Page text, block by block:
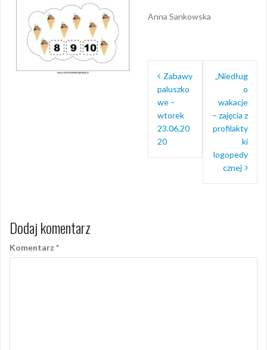
Anna Sankowska
Nawigacja
wpisu
Zabawy
paluszko
we –
wtorek
23.06.20
20
„Niedług
o
wakacje
– zajęcia z
profilakty
ki
logopedy
cznej
Dodaj komentarz
Komentarz *